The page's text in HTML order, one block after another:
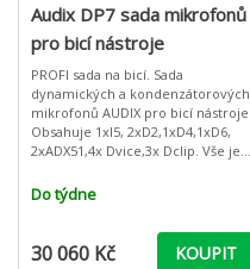
Audix DP7 sada mikrofonů
pro bicí nástroje
PROFI sada na bicí. Sada
dynamických a kondenzátorových
mikrofonů AUDIX pro bicí nástroje.
Obsahuje 1xI5, 2xD2,1xD4,1xD6,
2xADX51,4x Dvice,3x Dclip. Vše je
Do týdne
30 060 Kč KOUPIT